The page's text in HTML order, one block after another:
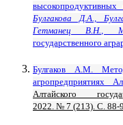
Булгакова Д.А.,
Гетманец В.Н.,
государственного
Булгаков А.М.
агропредприятиях
Алтайского
2022. № 7 (213). С. 88-